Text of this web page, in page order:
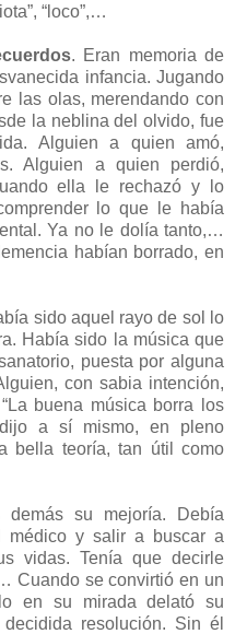
“loco”,…
. Eran memoria de
infancia. Jugando
las olas, merendando con
la neblina del olvido, fue
Alguien a quien amó,
Alguien a quien perdió,
ella le rechazó y lo
lo que le había
Ya no le dolía tanto,…
habían borrado, en
sido aquel rayo de sol lo
Había sido la música que
puesta por alguna
con sabia intención,
buena música borra los
a sí mismo, en pleno
bella teoría, tan útil como
su mejoría. Debía
médico y salir a buscar a
vidas. Tenía que decirle
Cuando se convirtió en un
en su mirada delató su
resolución. Sin él